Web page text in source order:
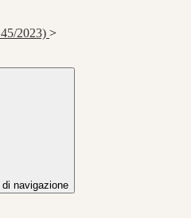
2023) >
di navigazione